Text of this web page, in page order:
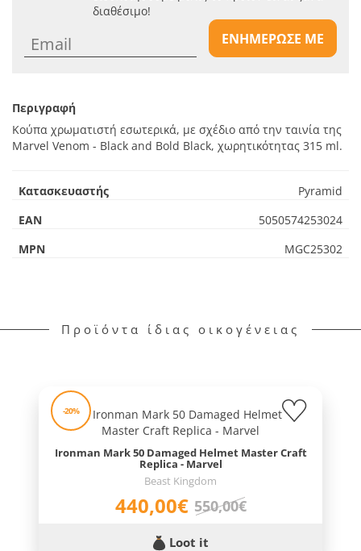
διαθέσιμο!
ΕΝΗΜΕΡΩΣΕ ΜΕ
Περιγραφή
Κούπα χρωματιστή εσωτερικά, με σχέδιο από την ταινία της
Marvel Venom - Black and Bold Black, χωρητικότητας 315 ml.
Κατασκευαστής
Pyramid
EAN
5050574253024
MPN
MGC25302
Προϊόντα ίδιας οικογένειας
-20%
Ironman Mark 50 Damaged Helmet Master Craft
Replica - Marvel
Beast Kingdom
440,00€ 550,00€
Loot it